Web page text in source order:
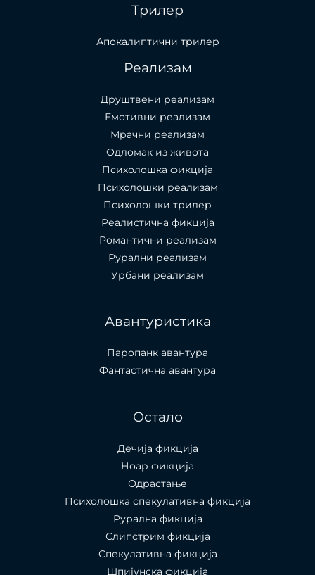
Трилер
Апокалиптични трилер
Реализам
Друштвени реализам
Емотивни реализам
Мрачни реализам
Одломак из живота
Психолошкa фикција
Психолошки реализам
Психолошки трилер
Реалистична фикција
Романтични реализам
Рурални реализам
Урбани реализам
Авантуристика
Паропанк авантура
Фантастична авантура
Остало
Дечија фикција
Ноар фикција
Одрастање
Психолошка спекулативна фикција
Рурална фикција
Слипстрим фикција
Спекулативна фикција
Шпијунска фикција